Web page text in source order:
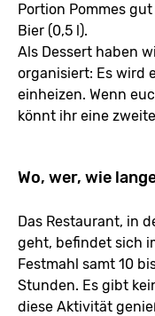
Portion Pommes
Bier (0,5 l).
Als Dessert haben
organisiert: Es wird
einheizen. Wenn
könnt ihr eine
Wo, wer, wie
Das Restaurant, in
geht, befindet sich
Festmahl samt 10
Stunden. Es gibt
diese Aktivität